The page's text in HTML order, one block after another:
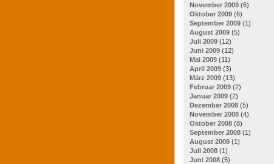
November 2009 (6)
Oktober 2009 (6)
September 2009 (1)
August 2009 (5)
Juli 2009 (12)
Juni 2009 (12)
Mai 2009 (11)
April 2009 (3)
März 2009 (13)
Februar 2009 (2)
Januar 2009 (2)
Dezember 2008 (5)
November 2008 (4)
Oktober 2008 (8)
September 2008 (1)
August 2008 (1)
Juli 2008 (1)
Juni 2008 (5)